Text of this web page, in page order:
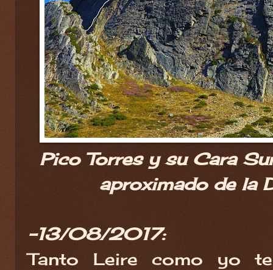
Pico Torres y su Cara
aproximado de la
-13/08/2017:
Tanto Leire como yo